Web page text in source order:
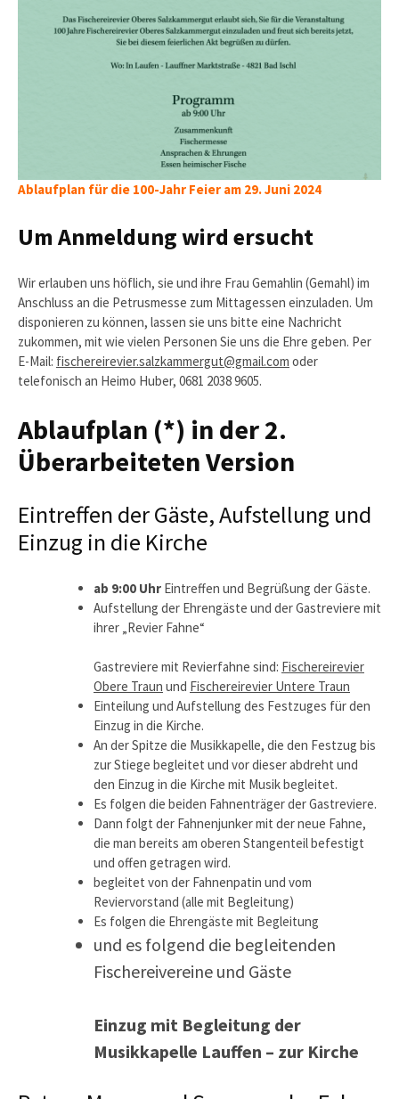
Ablaufplan für die 100-Jahr Feier am 29. Juni 2024
Um Anmeldung wird ersucht
Wir erlauben uns höflich, sie und ihre Frau Gemahlin (Gemahl) im
Anschluss an die Petrusmesse zum Mittagessen einzuladen. Um
disponieren zu können, lassen sie uns bitte eine Nachricht
zukommen, mit wie vielen Personen Sie uns die Ehre geben. Per
E-Mail: fischereirevier.salzkammergut@gmail.com oder
telefonisch an Heimo Huber, 0681 2038 9605.
Ablaufplan (*) in der 2.
Überarbeiteten Version
Eintreffen der Gäste, Aufstellung und
Einzug in die Kirche
ab 9:00 Uhr Eintreffen und Begrüßung der Gäste.
Aufstellung der Ehrengäste und der Gastreviere mit
ihrer „Revier Fahne“
Gastreviere mit Revierfahne sind: Fischereirevier
Obere Traun und Fischereirevier Untere Traun
Einteilung und Aufstellung des Festzuges für den
Einzug in die Kirche.
An der Spitze die Musikkapelle, die den Festzug bis
zur Stiege begleitet und vor dieser abdreht und
den Einzug in die Kirche mit Musik begleitet.
Es folgen die beiden Fahnenträger der Gastreviere.
Dann folgt der Fahnenjunker mit der neue Fahne,
die man bereits am oberen Stangenteil befestigt
und offen getragen wird.
begleitet von der Fahnenpatin und vom
Reviervorstand (alle mit Begleitung)
Es folgen die Ehrengäste mit Begleitung
und es folgend die begleitenden
Fischereivereine und Gäste
Einzug mit Begleitung der
Musikkapelle Lauffen – zur Kirche